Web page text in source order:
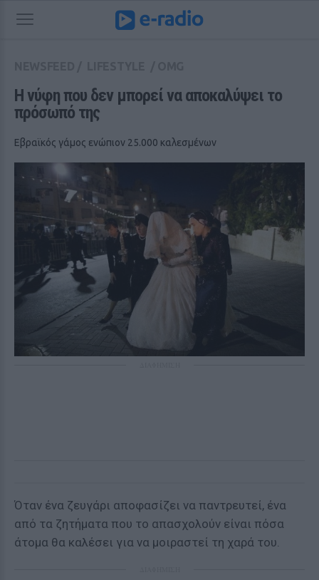
Η νύφη που δεν μπορεί να αποκαλύψει το
πρόσωπό της
Εβραϊκός γάμος ενώπιον 25.000 καλεσμένων
Όταν ένα ζευγάρι αποφασίζει να παντρευτεί, ένα
από τα ζητήματα που το απασχολούν είναι πόσα
άτομα θα καλέσει για να μοιραστεί τη χαρά του.